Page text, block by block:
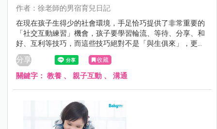
作者：徐老師的男宿育兒日記
在現在孩子生得少的社會環境，手足恰巧提供了非常重要的
「社交互動練習」機會，孩子要學習輪流、等待、分享、和
好、互利等技巧，而這些技巧絕對不是「與生俱來」，更不
是要求「老大讓老二」的結果。
分享 收藏
關鍵字： 教養 、 親子互動 、 溝通